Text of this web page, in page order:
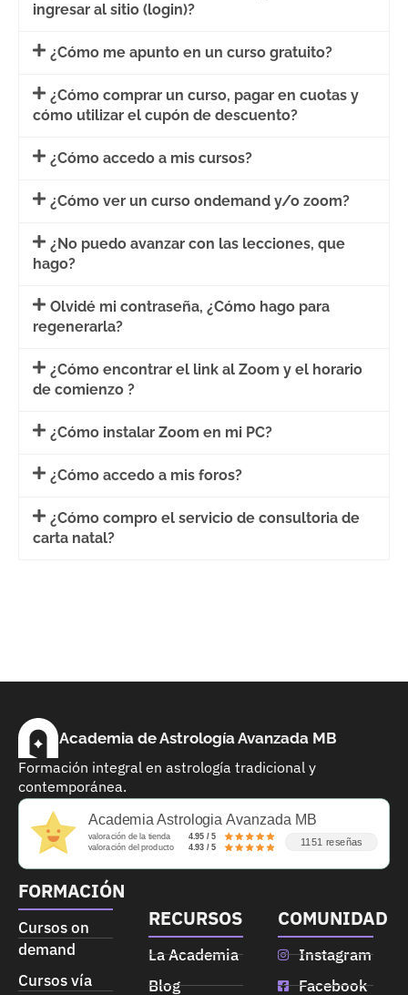
ingresar al sitio (login)?
¿Cómo me apunto en un curso gratuito?
¿Cómo comprar un curso, pagar en cuotas y
cómo utilizar el cupón de descuento?
¿Cómo accedo a mis cursos?
¿Cómo ver un curso ondemand y/o zoom?
¿No puedo avanzar con las lecciones, que
hago?
Olvidé mi contraseña, ¿Cómo hago para
regenerarla?
¿Cómo encontrar el link al Zoom y el horario
de comienzo ?
¿Cómo instalar Zoom en mi PC?
¿Cómo accedo a mis foros?
¿Cómo compro el servicio de consultoria de
carta natal?
Academia de Astrología Avanzada MB
Formación integral en astrología tradicional y
contemporánea.
Academia Astrologia Avanzada MB
valoración de la tienda
4.95 / 5
valoración del producto
4.93 / 5 1151 reseñas
FORMACIÓN
Cursos on
demand
Cursos vía
RECURSOS
La Academia
Blog
COMUNIDAD
Instagram
Facebook